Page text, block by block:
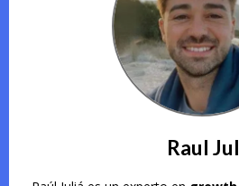
Raul